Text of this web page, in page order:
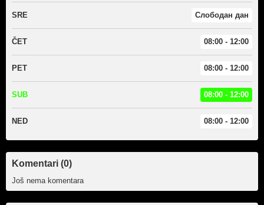
SRE Слободан дан
ČET 08:00 - 12:00
PET 08:00 - 12:00
SUB 08:00 - 12:00
NED 08:00 - 12:00
Komentari (0)
Još nema komentara